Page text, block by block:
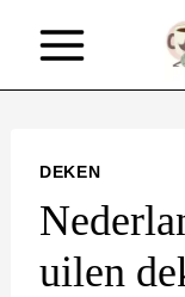
DEKEN
uilen